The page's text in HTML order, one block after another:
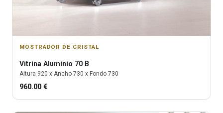
MOSTRADOR DE CRISTAL
Vitrina Aluminio 70 B
Altura 920 x Ancho 730 x Fondo 730
960.00 €